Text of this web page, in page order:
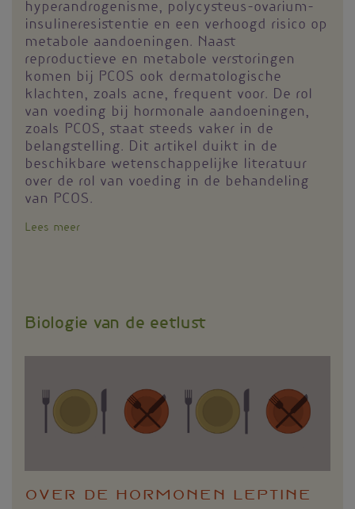
hyperandrogenisme, polycysteus-ovarium-
insulineresistentie en een verhoogd risico op
metabole aandoeningen. Naast
reproductieve en metabole verstoringen
komen bij PCOS ook dermatologische
klachten, zoals acne, frequent voor. De rol
van voeding bij hormonale aandoeningen,
zoals PCOS, staat steeds vaker in de
belangstelling. Dit artikel duikt in de
beschikbare wetenschappelijke literatuur
over de rol van voeding in de behandeling
van PCOS.
Lees meer
de
wetenschap?
Biologie van de eetlust
Over de hormonen leptine